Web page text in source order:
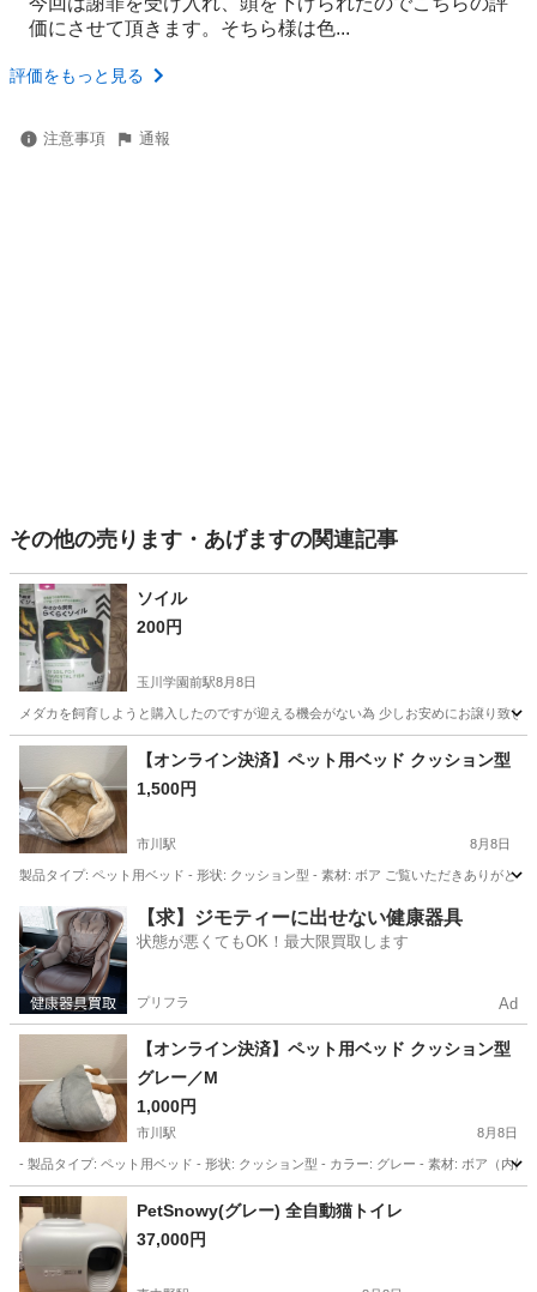
価にさせて頂きます。そちら様は色...
評価をもっと見る
注意事項 通報
その他の売ります・あげますの関連記事
ソイル
200円
玉川学園前駅8月8日
メダカを飼育しようと購入したのですが迎える機会がない為 少しお安めにお譲り致し
東京 町田市 玉川学園前駅 その他
【オンライン決済】ペット用ベッド クッション型
1,500円
市川駅 8月8日
製品タイプ: ペット用ベッド - 形状: クッション型 - 素材: ボア ご覧いただきありがと
東京 江戸川区 市川駅 その他
【求】ジモティーに出せない健康器具
状態が悪くてもOK！最大限買取します
プリフラ Ad
【オンライン決済】ペット用ベッド クッション型
グレー／M
1,000円
市川駅 8月8日
- 製品タイプ: ペット用ベッド - 形状: クッション型 - カラー: グレー - 素材: ボア（内
東京 江戸川区 その他
PetSnowy(グレー) 全自動猫トイレ
37,000円